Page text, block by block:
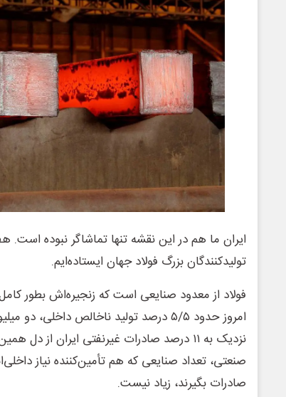
ایران ما هم در این نقشه تنها تماشاگر نبوده
تولیدکنندگان بزرگ فولاد جهان ایستاده‌ایم.
فولاد از معدود صنایعی است که زنجیره‌اش بطور
امروز حدود ۵/۵ درصد تولید ناخالص
نزدیک به ۱۱ درصد صادرات غیرنفتی ایران
صنعتی، تعداد صنایعی که هم تأمین‌کننده نیاز
صادرات بگیرند، زیاد نیست.